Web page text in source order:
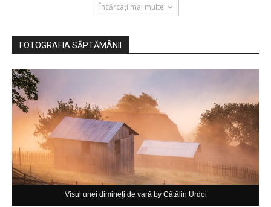
Încărcați mai multe
FOTOGRAFIA SĂPTĂMÂNII
Visul unei dimineţi de vară by Cătălin Urdoi